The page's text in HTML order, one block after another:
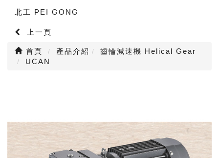
北工 PEI GONG
上一頁
首頁 產品介紹
齒輪減速機 Helical Gear
UCAN